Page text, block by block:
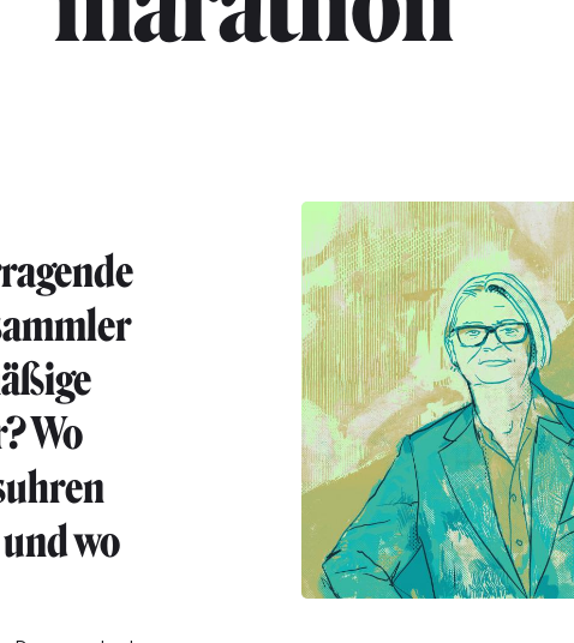
Wo
wo